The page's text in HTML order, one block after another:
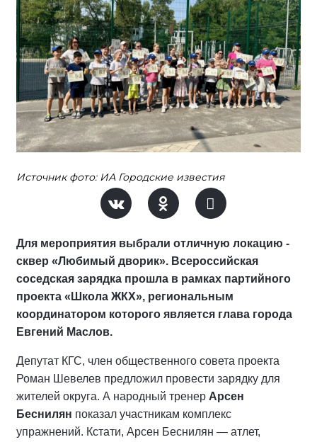
Источник фото: ИА Городские известия
Для мероприятия выбрали отличную локацию -
сквер «Любимый дворик». Всероссийская
соседская зарядка прошла в рамках партийного
проекта «Школа ЖКХ», региональным
координатором которого является глава города
Евгений Маслов.
Депутат КГС, член общественного совета проекта
Роман Шевелев предложил провести зарядку для
жителей округа. А народный тренер Арсен
Беснилян показал участникам комплекс
упражнений. Кстати, Арсен Беснилян — атлет,